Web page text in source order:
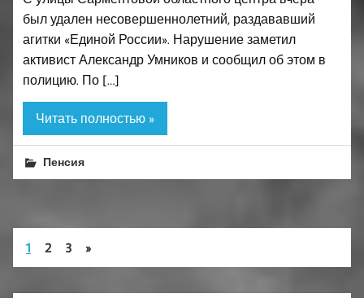
был удален несовершеннолетний, раздававший
агитки «Единой России». Нарушение заметил
активист Александр Умников и сообщил об этом в
полицию. По […]
Читать полностью »
Пенсия
1 2 3 »